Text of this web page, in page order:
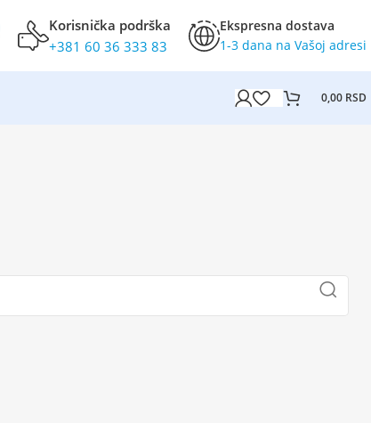
Korisnička podrška
+381 60 36 333 83
Ekspresna dostava
1-3 dana na Vašoj adresi
0,00 RSD